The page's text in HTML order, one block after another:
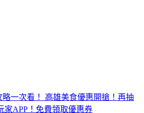
一次看！ 高雄美食優惠開搶！再抽
家APP！免費領取優惠券